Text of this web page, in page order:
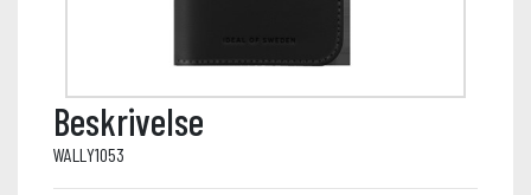
Beskrivelse
WALLY1053